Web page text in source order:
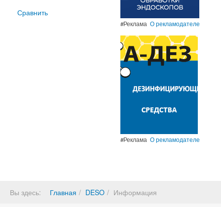
Сравнить
#Реклама О рекламодателе
#Реклама О рекламодателе
Вы здесь: Главная DESO Информация